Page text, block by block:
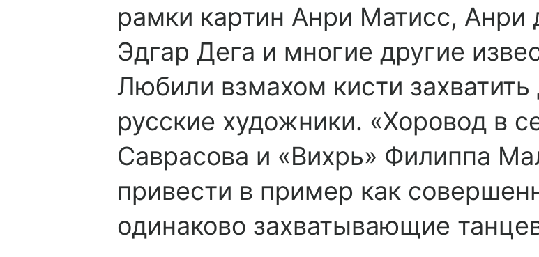
рамки картин Анри Матисс, Анри
Эдгар Дега и многие другие
Любили взмахом кисти
русские художники. «Хоровод в
Саврасова и «Вихрь» Филиппа
привести в пример как
одинаково захватывающие